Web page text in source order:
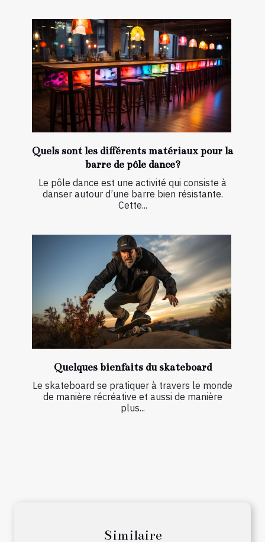
Quels sont les différents matériaux pour la
barre de pôle dance?
Le pôle dance est une activité qui consiste à
danser autour d’une barre bien résistante.
Cette...
Quelques bienfaits du skateboard
Le skateboard se pratiquer à travers le monde
de manière récréative et aussi de manière
plus...
Similaire